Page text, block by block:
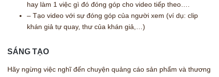
hay làm 1 việc gì đó đóng góp cho video tiếp theo….
– Tạo video với sự đóng góp của người xem (ví dụ: clip
khán giả tự quay, thư của khán giả,…)
SÁNG TẠO
Hãy ngừng việc nghĩ đến chuyện quảng cáo sản phẩm và thương